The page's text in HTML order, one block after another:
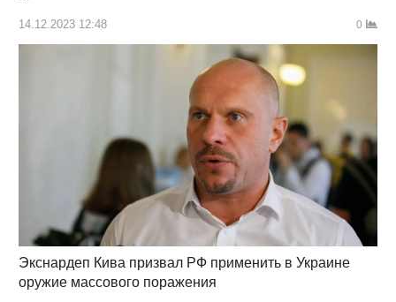
14.12.2023 12:48 0
Экснардеп Кива призвал РФ применить в Украине
оружие массового поражения